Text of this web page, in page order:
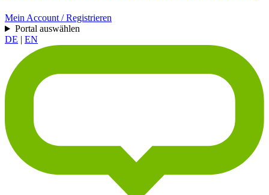
Mein Account / Registrieren
Portal auswählen
DE | EN